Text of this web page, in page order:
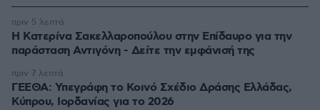
Η Κατερίνα Σακελλαροπούλου στην Επίδαυρο για την
παράσταση Αντιγόνη - Δείτε την εμφάνισή της
πριν 5 λεπτά
ΓΕΕΘΑ: Υπεγράφη το Κοινό Σχέδιο Δράσης Ελλάδας,
Κύπρου, Ιορδανίας για το 2026
πριν 7 λεπτά